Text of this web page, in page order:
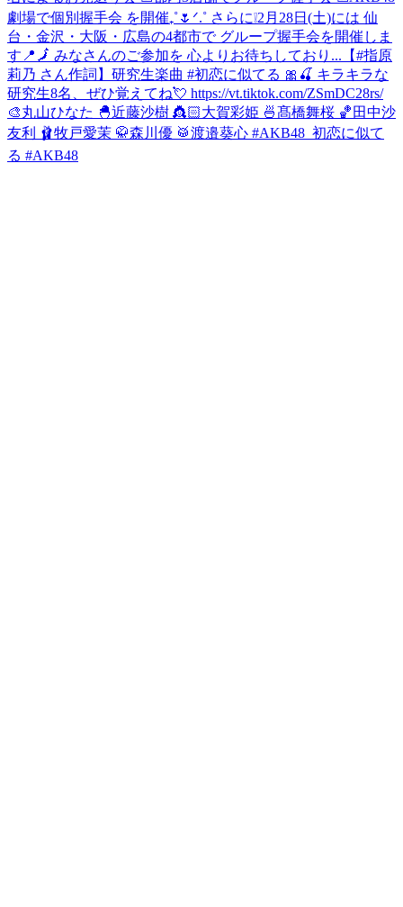
劇場で個別握手会 を開催₊˚🌷ᐟ.˚ さらに❕2月28日(土)には 仙
台・金沢・大阪・広島の4都市で グループ握手会を開催しま
す📍🗾 みなさんのご参加を 心よりお待ちしており... 【#指原
莉乃 さん作詞】研究生楽曲 #初恋に似てる 🎀🍒 キラキラな
研究生8名、ぜひ覚えてね💘 https://vt.tiktok.com/ZSmDC28rs/
🎨丸山ひなた 🐣近藤沙樹 👸🏻大賀彩姫 🍜髙橋舞桜 🏀田中沙
友利 🩰牧戸愛茉 🥋森川優 🥁渡邉葵心 #AKB48_初恋に似て
る #AKB48